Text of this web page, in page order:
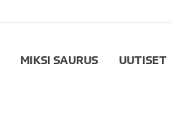
MIKSI SAURUS UUTISET